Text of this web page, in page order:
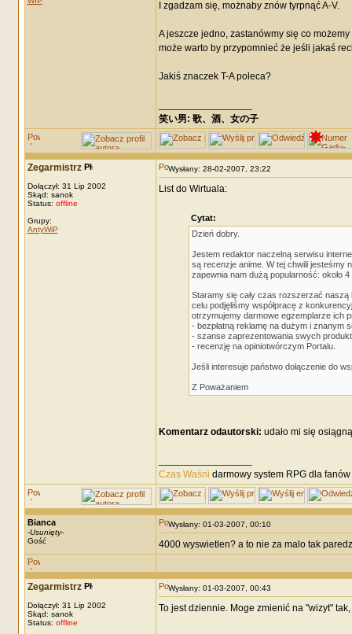
I zgadzam się, możnaby znów tyrpnąć A-V.
A jeszcze jedno, zastanówmy się co
może warto by przypomnieć że jeśli jakaś
Jakiś znaczek T-A poleca?
笑い男: 歌、酒、女の子 DRM:
Zegarmistrz
Dołączył: 31 Lip 2002
Skąd: sanok
Status: offline
Grupy:
AntyWiP
Wysłany: 28-02-2007, 23:22
List do Wirtuala:
Cytat:
Dzień dobry.
Jestem redaktor naczelną serwisu
są recenzje anime. W tej chwili jesteśmy
zapewnia nam dużą popularność: około
Staramy się cały czas rozszerzać
celu podjęliśmy współpracę z
otrzymujemy darmowe egzemplarze ich
- bezpłatną reklamę na dużym i znanym
- szanse zaprezentowania swych
- recenzję na opiniotwórczym Portalu.
Jeśli interesuje państwo dołączenie do
Z Poważaniem
Komentarz odautorski: udało mi się
Czas Waśni darmowy system RPG dla
Bianca
-Usunięty-
Gość
Wysłany: 01-03-2007, 00:10
4000 wyswietlen? a to nie za malo tak
Zegarmistrz
Dołączył: 31 Lip 2002
Skąd: sanok
Status: offline
Wysłany: 01-03-2007, 00:43
To jest dziennie. Moge zmienić na "wizyt"